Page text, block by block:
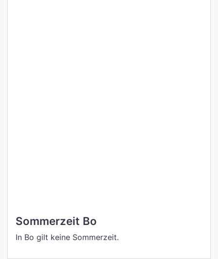
Sommerzeit Bo
In Bo gilt keine Sommerzeit.